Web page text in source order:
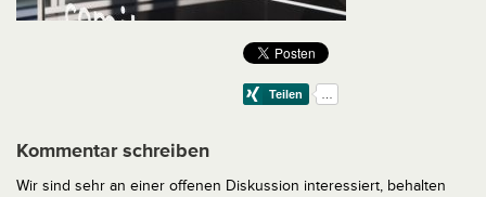
Kommentar schreiben
Wir sind sehr an einer offenen Diskussion interessiert, behalten